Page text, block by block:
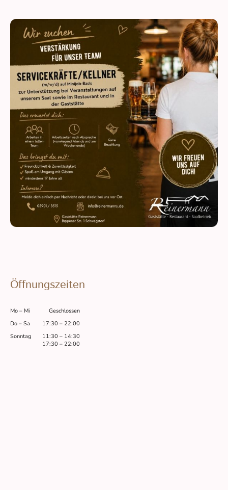
Öffnungszeiten
Mo – Mi
Geschlossen
Do – Sa 17:30 – 22:00
Sonntag
11:30 – 14:30
17:30 – 22:00